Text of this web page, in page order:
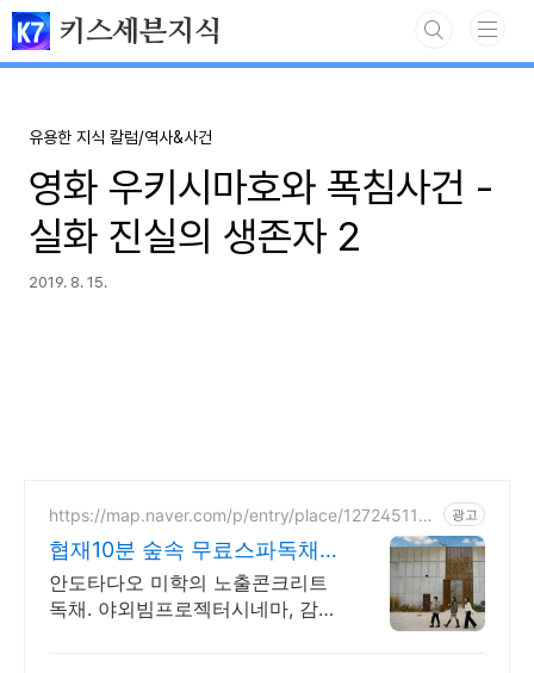
본문 바로가기
키스세븐지식
유용한 지식 칼럼/역사&사건
영화 우키시마호와 폭침사건 -
실화 진실의 생존자 2
2019. 8. 15.
https://map.naver.com/p/entry/place/127245113
광고
협재10분 숲속 무료스파독채
퀸침대 2개 가족/커플 독채
안도타다오 미학의 노출콘크리트
독채. 야외빔프로젝터시네마, 감성